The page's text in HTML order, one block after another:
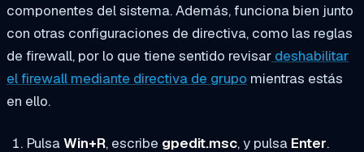
componentes del sistema. Además, funciona bien junto
con otras configuraciones de directiva, como las reglas
de firewall, por lo que tiene sentido revisar deshabilitar
el firewall mediante directiva de grupo mientras estás
en ello.
PulsaWin+R, escribe gpedit.msc, y pulsa Enter.